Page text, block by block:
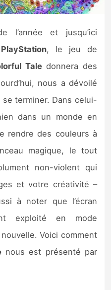
Switch 2
l’année et jusqu’ici
PlayStation, le jeu de
Taledonnera des
nous a dévoilé
terminer. Dans celui-
dans un monde en
rendre des couleurs à
magique, le tout
non-violent qui
et votre créativité –
à noter que l’écran
exploité en mode
Voici comment
nous est présenté par